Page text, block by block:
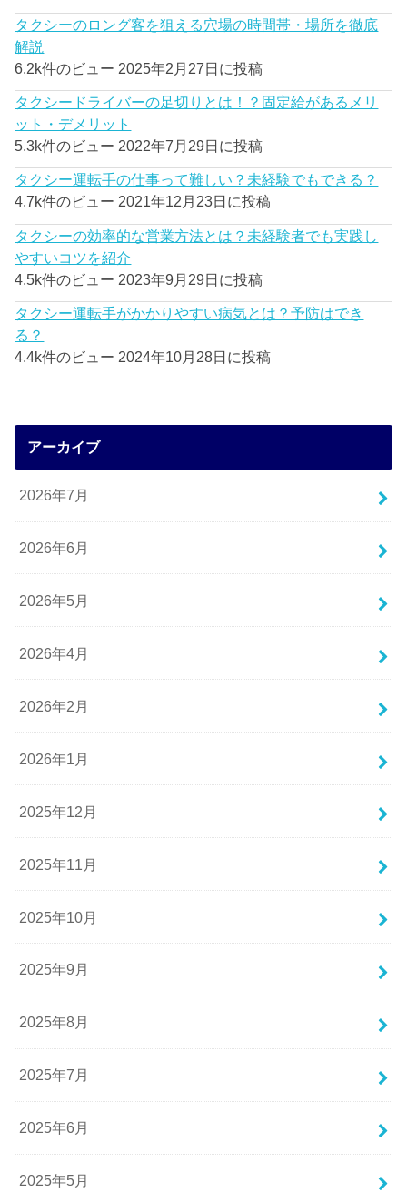
タクシーのロング客を狙える穴場の時間帯・場所を徹底
解説
6.2k件のビュー 2025年2月27日に投稿
タクシードライバーの足切りとは！？固定給があるメリ
ット・デメリット
5.3k件のビュー 2022年7月29日に投稿
タクシー運転手の仕事って難しい？未経験でもできる？
4.7k件のビュー 2021年12月23日に投稿
タクシーの効率的な営業方法とは？未経験者でも実践し
やすいコツを紹介
4.5k件のビュー 2023年9月29日に投稿
タクシー運転手がかかりやすい病気とは？予防はでき
る？
4.4k件のビュー 2024年10月28日に投稿
アーカイブ
2026年7月
2026年6月
2026年5月
2026年4月
2026年2月
2026年1月
2025年12月
2025年11月
2025年10月
2025年9月
2025年8月
2025年7月
2025年6月
2025年5月